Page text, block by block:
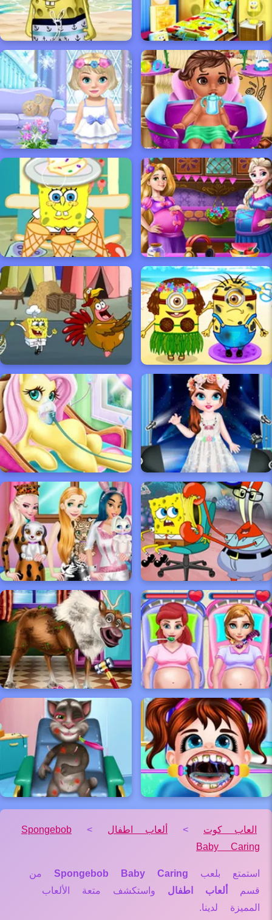
العاب كوت > ألعاب اطفال >
Spongebob
Baby Caring
استمتع بلعب Spongebob Baby Caring من
قسم
ألعاب اطفال واستكشف متعة الألعاب
المميزة لدينا.